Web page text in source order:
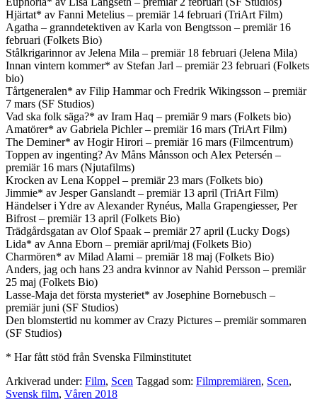
Hjärtat* av Fanni Metelius – premiär 14 februari (TriArt Film)
Agatha – granndetektiven av Karla von Bengtsson – premiär 16
februari (Folkets Bio)
Stålkrigarinnor av Jelena Mila – premiär 18 februari (Jelena Mila)
Innan vintern kommer* av Stefan Jarl – premiär 23 februari (Folkets
bio)
Tårtgeneralen* av Filip Hammar och Fredrik Wikingsson – premiär
7 mars (SF Studios)
Vad ska folk säga?* av Iram Haq – premiär 9 mars (Folkets bio)
Amatörer* av Gabriela Pichler – premiär 16 mars (TriArt Film)
The Deminer* av Hogir Hirori – premiär 16 mars (Filmcentrum)
Toppen av ingenting? Av Måns Månsson och Alex Petersén –
premiär 16 mars (Njutafilms)
Krocken av Lena Koppel – premiär 23 mars (Folkets bio)
Jimmie* av Jesper Ganslandt – premiär 13 april (TriArt Film)
Händelser i Ydre av Alexander Rynéus, Malla Grapengiesser, Per
Bifrost – premiär 13 april (Folkets Bio)
Trädgårdsgatan av Olof Spaak – premiär 27 april (Lucky Dogs)
Lida* av Anna Eborn – premiär april/maj (Folkets Bio)
Charmören* av Milad Alami – premiär 18 maj (Folkets Bio)
Anders, jag och hans 23 andra kvinnor av Nahid Persson – premiär
25 maj (Folkets Bio)
Lasse-Maja det första mysteriet* av Josephine Bornebusch –
premiär juni (SF Studios)
Den blomstertid nu kommer av Crazy Pictures – premiär sommaren
(SF Studios)
* Har fått stöd från Svenska Filminstitutet
Arkiverad under: Film, Scen Taggad som: Filmpremiären, Scen,
Svensk film, Våren 2018